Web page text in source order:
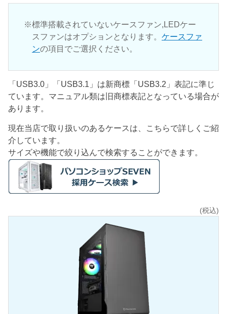
標準搭載されていないケースファン,LEDケー
スファンはオプションとなります。 ケースファ
ンの項目でご選択ください。
「USB3.0」「USB3.1」は新商標「USB3.2」表記に準じ
ています。マニュアル類は旧商標表記となっている場合が
あります。
現在当店で取り扱いのあるケースは、こちらで詳しくご紹
介しています。
サイズや機能で絞り込んで検索することができます。
(税込)